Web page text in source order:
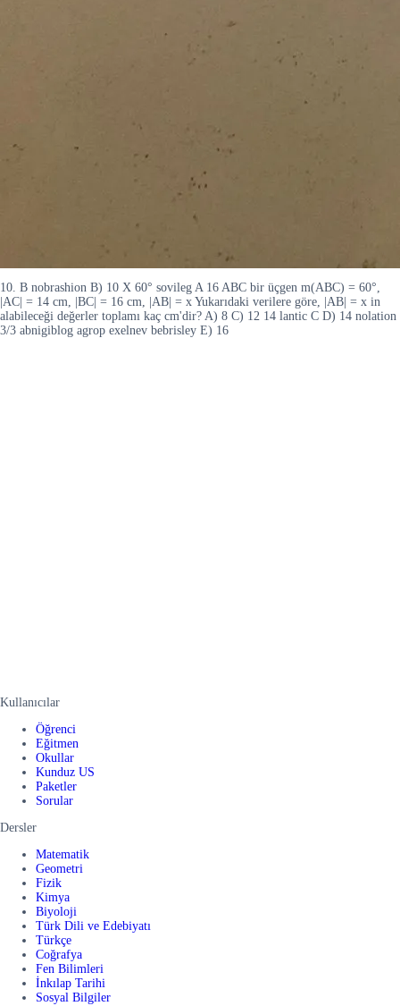
10. B nobrashion B) 10 X 60° sovileg A 16 ABC bir üçgen m(ABC) = 60°,
|AC| = 14 cm, |BC| = 16 cm, |AB| = x Yukarıdaki verilere göre, |AB| = x in
alabileceği değerler toplamı kaç cm'dir? A) 8 C) 12 14 lantic C D) 14 nolation
3/3 abnigiblog agrop exelnev bebrisley E) 16
Kullanıcılar
Öğrenci
Eğitmen
Okullar
Kunduz US
Paketler
Sorular
Dersler
Matematik
Geometri
Fizik
Kimya
Biyoloji
Türk Dili ve Edebiyatı
Türkçe
Coğrafya
Fen Bilimleri
İnkılap Tarihi
Sosyal Bilgiler